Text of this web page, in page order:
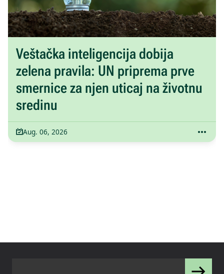
Veštačka inteligencija dobija
zelena pravila: UN priprema prve
smernice za njen uticaj na životnu
sredinu
Aug. 06, 2026